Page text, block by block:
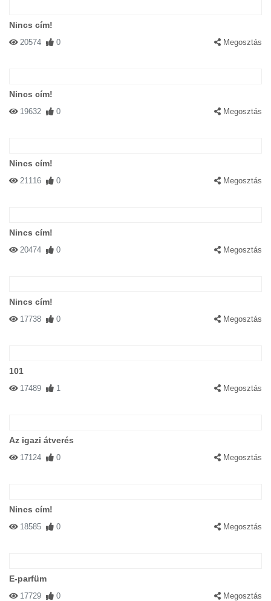
Nincs cím!
20574 0 Megosztás
Nincs cím!
19632 0 Megosztás
Nincs cím!
21116 0 Megosztás
Nincs cím!
20474 0 Megosztás
Nincs cím!
17738 0 Megosztás
101
17489 1 Megosztás
Az igazi átverés
17124 0 Megosztás
Nincs cím!
18585 0 Megosztás
E-parfüm
17729 0 Megosztás